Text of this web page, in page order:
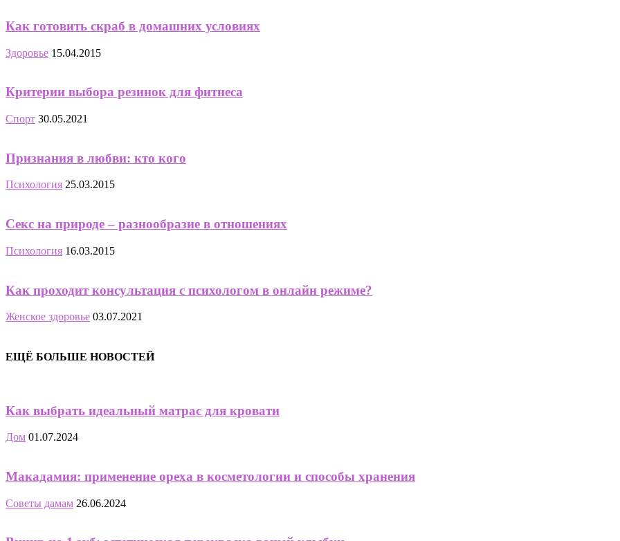
Как готовить скраб в домашних условиях
Здоровье 15.04.2015
Критерии выбора резинок для фитнеса
Спорт 30.05.2021
Признания в любви: кто кого
Психология 25.03.2015
Секс на природе – разнообразие в отношениях
Психология 16.03.2015
Как проходит консультация с психологом в онлайн режиме?
Женское здоровье 03.07.2021
ЕЩЁ БОЛЬШЕ НОВОСТЕЙ
Как выбрать идеальный матрас для кровати
Дом 01.07.2024
Макадамия: применение ореха в косметологии и способы хранения
Советы дамам 26.06.2024